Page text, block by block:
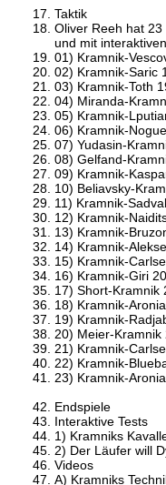
Taktik
Oliver Reeh hat
und mit
01) Kramnik-
02) Kramnik-Saric
03) Kramnik-Toth
04) Miranda-
05) Kramnik-
06) Kramnik-
07) Yudasin-
08) Gelfand-
09) Kramnik-
10) Beliavsky-
11) Kramnik-
12) Kramnik-
13) Kramnik-
14) Kramnik-
15) Kramnik-
16) Kramnik-Giri
17) Short-Kramnik
18) Kramnik-
19) Kramnik-
20) Meier-Kramnik
21) Kramnik-
22) Kramnik-
23) Kramnik-
Endspiele
Interaktive Tests
1) Kramniks
2) Der Läufer will
Videos
A) Kramniks